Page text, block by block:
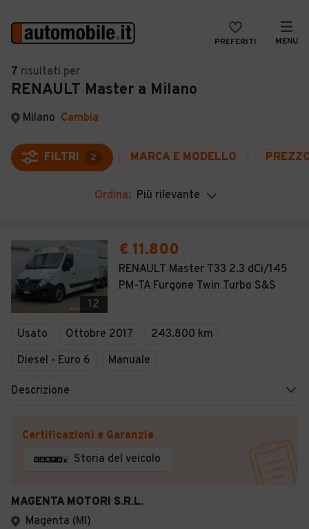
PREFERITI MENU
Auto
Auto usate
Auto Km 0
Auto Nuove
Noleggio a lungo termine
Moto
Camper
Veicoli Commerciali
VENDI
MAGAZINE
ACCEDI
7 risultati per
RENAULT Master a Milano
Milano Cambia
FILTRI 2 MARCA E MODELLO
Ordina: Più rilevante
12
€ 11.800
RENAULT Master T33 2.3 dCi/145
PM-TA Furgone Twin Turbo S&S
Usato Ottobre 2017
243.800 km
Diesel - Euro 6
Manuale
Descrizione
Certificazioni e Garanzie
Storia del veicolo
MAGENTA MOTORI S.R.L.
Magenta (MI)